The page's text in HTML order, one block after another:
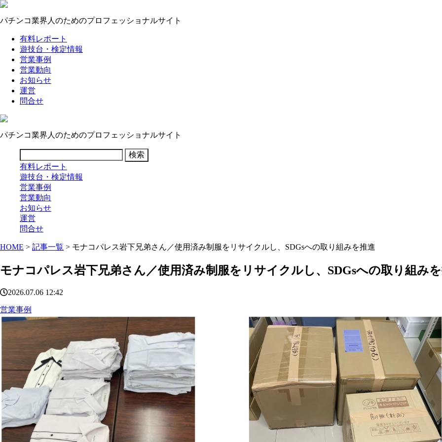
パチンコ業界人のためのプロフェッショナルサイト
有料レポート
遊技台・検定情報
営業事例
営業動向
お知らせ
運営
問合せ
パチンコ業界人のためのプロフェッショナルサイト
有料レポート
遊技台・検定情報
営業事例
営業動向
お知らせ
運営
問合せ
HOME > 記事一覧 > モナコパレス岩下兄弟さん／使用済み制服をリサイクルし、SDGsへの取り組みを推進
モナコパレス岩下兄弟さん／使用済み制服をリサイクルし、SDGsへの取り組み
2026.07.06 12:42
営業事例